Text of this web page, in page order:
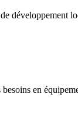
développement
en